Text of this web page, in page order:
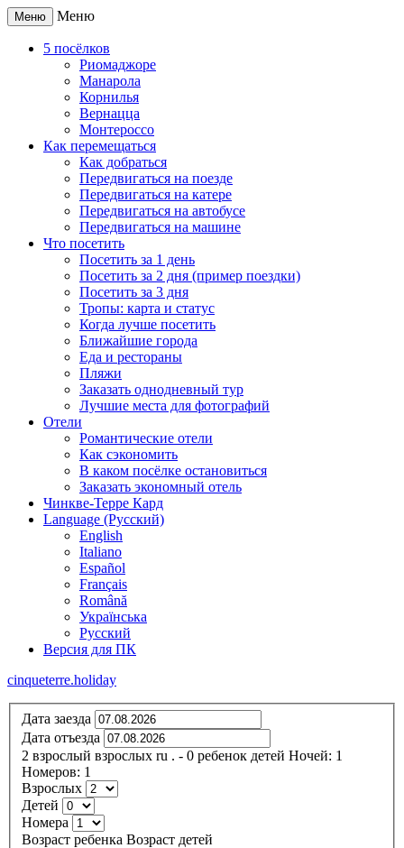
Меню Меню
5 посёлков
Риомаджоре
Манарола
Корнилья
Вернацца
Монтероссо
Как перемещаться
Как добраться
Передвигаться на поезде
Передвигаться на катере
Передвигаться на автобусе
Передвигаться на машине
Что посетить
Посетить за 1 день
Посетить за 2 дня (пример поездки)
Посетить за 3 дня
Тропы: карта и статус
Когда лучше посетить
Ближайшие города
Еда и рестораны
Пляжи
Заказать однодневный тур
Лучшие места для фотографий
Отели
Романтические отели
Как сэкономить
В каком посёлке остановиться
Заказать экономный отель
Чинкве-Терре Кард
Language (Русский)
English
Italiano
Español
Français
Română
Українська
Русский
Версия для ПК
cinqueterre.holiday
Дата заезда
Дата отъезда
2 взрослый взрослых ru . - 0 ребенок детей Ночей: 1
Номеров: 1
Взрослых
Детей
Номера
Возраст ребенка Возраст детей